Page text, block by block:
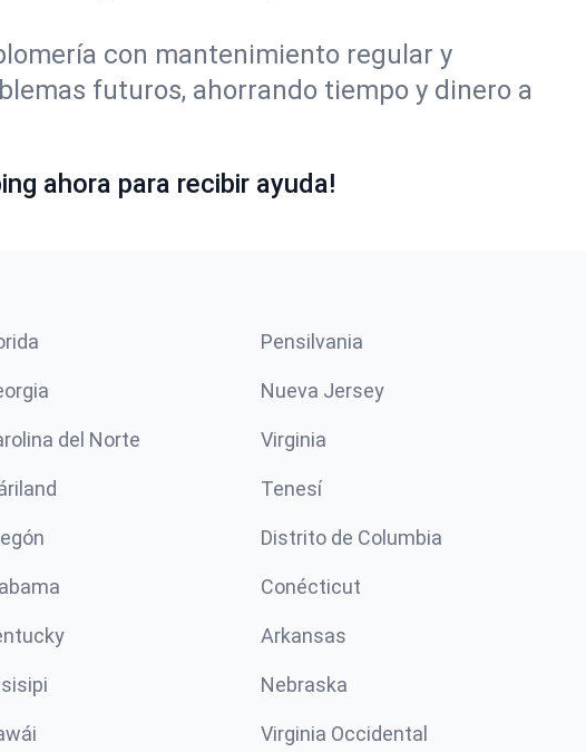
con mantenimiento regular y
futuros, ahorrando tiempo y dinero a
ahora para recibir ayuda!
Pensilvania
Nueva Jersey
del Norte Virginia
Tenesí
Distrito de Columbia
Conécticut
Arkansas
Nebraska
Virginia Occidental